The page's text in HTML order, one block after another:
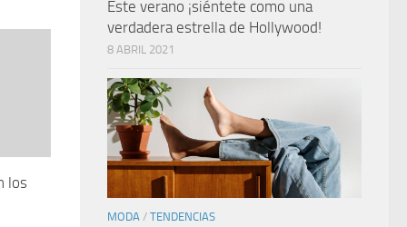
los
Este verano ¡siéntete como una
verdadera estrella de Hollywood!
8 ABRIL 2021
MODA / TENDENCIAS